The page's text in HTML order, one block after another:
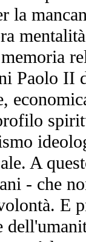
la
Paolo II
A
- che
E